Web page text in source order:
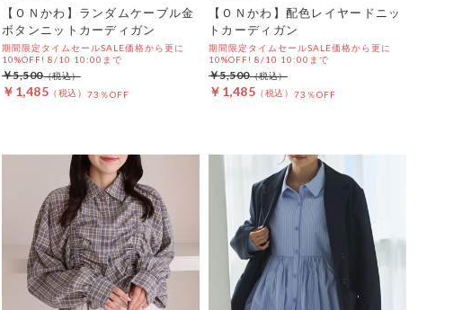
【ＯＮかわ】ランダムケーブル金
ボタンニットカーディガン
期間限定タイムセールSALE価格から更に
10%OFF! 8/10 10:00まで
￥1,485 73％OFF
￥5,500
【ＯＮかわ】配色レイヤードニッ
トカーディガン
期間限定タイムセールSALE価格から更に
10%OFF! 8/10 10:00まで
￥1,485 73％OFF
￥5,500